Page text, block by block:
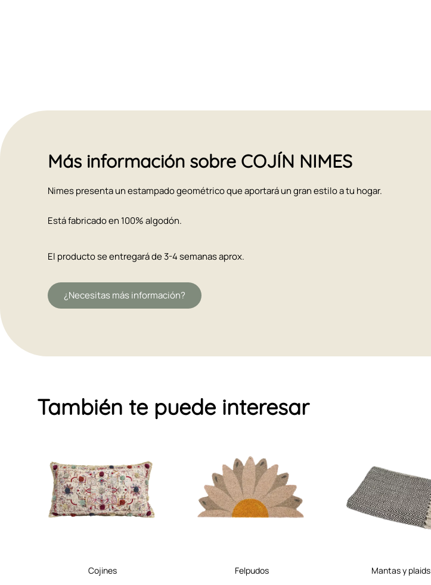
Más información sobre COJÍN NIMES
Nimes presenta un estampado geométrico que aportará un gran estilo a tu hogar.
Está fabricado en 100% algodón.
El producto se entregará de 3-4 semanas aprox.
¿Necesitas más información?
También te puede interesar
cojines felpudos mantas y plaids